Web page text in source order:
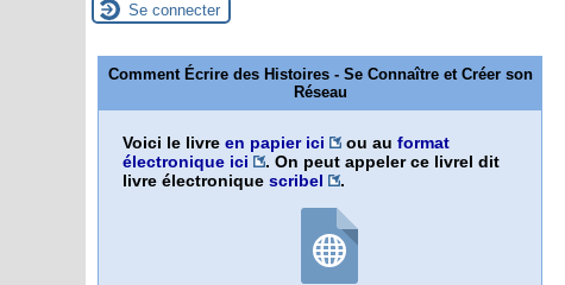
Se connecter
Comment Écrire des Histoires - Se Connaître et Créer son
Réseau
Voici le livre en papier ici ou au format
électronique ici
. On peut appeler ce livrel dit
livre électronique scribel .